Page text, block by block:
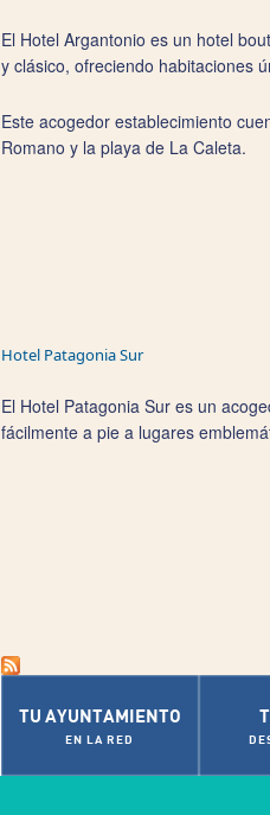
El Hotel Argantonio es un hotel
y clásico, ofreciendo habitaciones
Este acogedor establecimiento
Romano y la playa de La Caleta.
Hotel Patagonia Sur
El Hotel Patagonia Sur es un
fácilmente a pie a lugares
TU AYUNTAMIENTO
EN LA RED